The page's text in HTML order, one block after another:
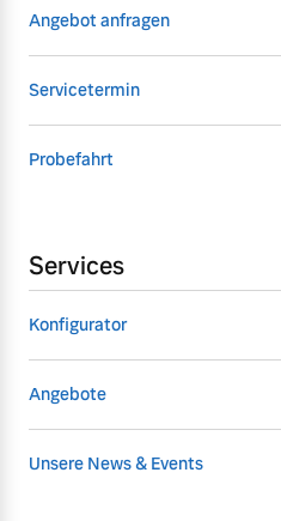
Angebot anfragen
Servicetermin
Probefahrt
Services
Konfigurator
Angebote
Unsere News & Events